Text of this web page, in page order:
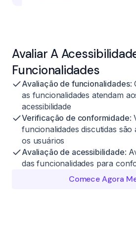
Avaliar A
Funcionalidades
Avaliação de funcionalidades:
as funcionalidades atendam
acessibilidade
Verificação de conformidade:
funcionalidades discutidas são
os usuários
Avaliação de acessibilidade:
das funcionalidades para
Comece Agora